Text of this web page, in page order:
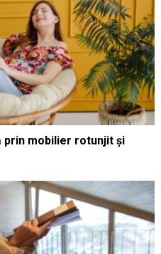
prin mobilier rotunjit și